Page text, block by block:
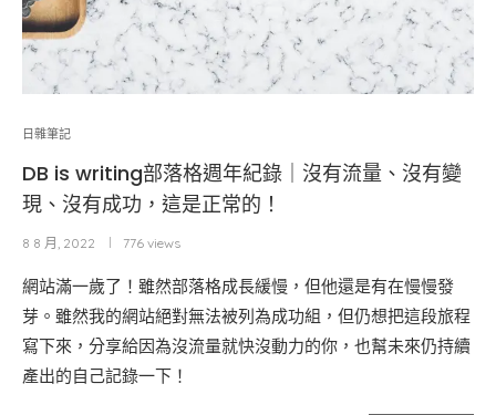
日雜筆記
DB is writing部落格週年紀錄｜沒有流量、沒有變
現、沒有成功，這是正常的！
8 8 月, 2022 776 views
網站滿一歲了！雖然部落格成長緩慢，但他還是有在慢慢發
芽。雖然我的網站絕對無法被列為成功組，但仍想把這段旅程
寫下來，分享給因為沒流量就快沒動力的你，也幫未來仍持續
產出的自己記錄一下！